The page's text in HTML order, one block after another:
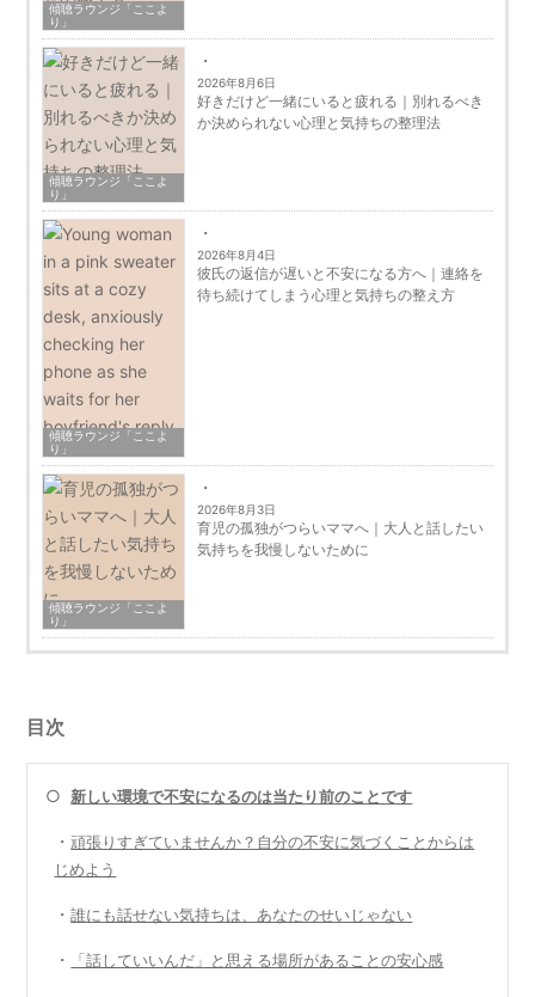
傾聴ラウンジ「ここよ
り」
傾聴ラウンジ「ここよ
り」
2026年8月6日
好きだけど一緒にいると疲れる｜別れるべき
か決められない心理と気持ちの整理法
傾聴ラウンジ「ここよ
り」
2026年8月4日
彼氏の返信が遅いと不安になる方へ｜連絡を
待ち続けてしまう心理と気持ちの整え方
傾聴ラウンジ「ここよ
り」
2026年8月3日
育児の孤独がつらいママへ｜大人と話したい
気持ちを我慢しないために
目次
○ 新しい環境で不安になるのは当たり前のことです
・頑張りすぎていませんか？自分の不安に気づくことからは
じめよう
・誰にも話せない気持ちは、あなたのせいじゃない
・ 「話していいんだ」と思える場所があることの安心感